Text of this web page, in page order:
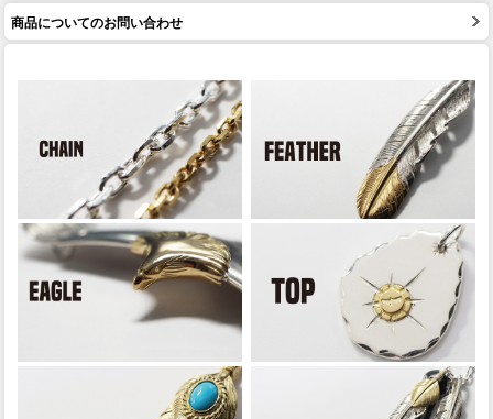
商品についてのお問い合わせ